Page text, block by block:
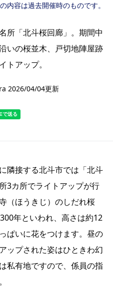
内容は過去開催時のものです。
所「北斗桜回廊」。期間中
いの桜並木、戸切地陣屋跡
トアップ。
2026/04/04更新
隣接する北斗市では「北斗
3カ所でライトアップが行
（ほうきじ）のしだれ桜
年といわれ、高さは約12
ぱいに花をつけます。昼の
ップされた姿はひときわ幻
私有地ですので、係員の指